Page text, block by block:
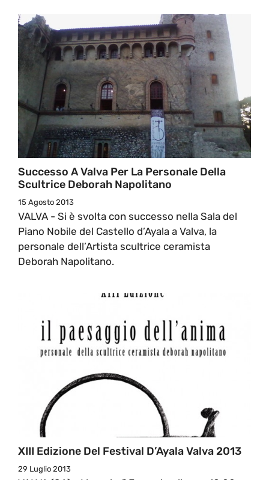
Successo A Valva Per La Personale Della
Scultrice Deborah Napolitano
15 Agosto 2013
VALVA - Si è svolta con successo nella Sala del
Piano Nobile del Castello d’Ayala a Valva, la
personale dell’Artista scultrice ceramista
Deborah Napolitano.
XIII Edizione Del Festival D’Ayala Valva 2013
29 Luglio 2013